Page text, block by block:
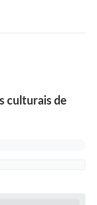
culturais de